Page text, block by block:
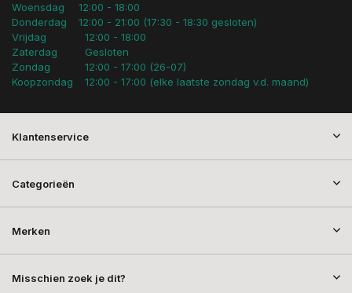
Woensdag
Donderdag
12:00 - 18:00
12:00 - 21:00 (17:30 - 18:30 gesloten)
Vrijdag
Zaterdag
Zondag
Koopzondag
12:00 - 18:00
Gesloten
12:00 - 17:00 (26-07)
12:00 - 17:00 (elke laatste zondag v.d. maand)
Klantenservice
Categorieën
Merken
Misschien zoek je dit?